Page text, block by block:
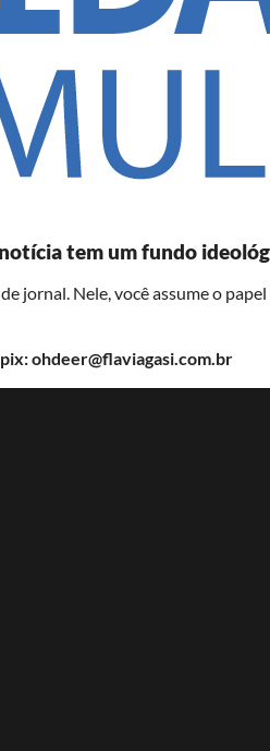
tem um fundo
jornal. Nele, você assume o
ohdeer@flaviagasi.com.br